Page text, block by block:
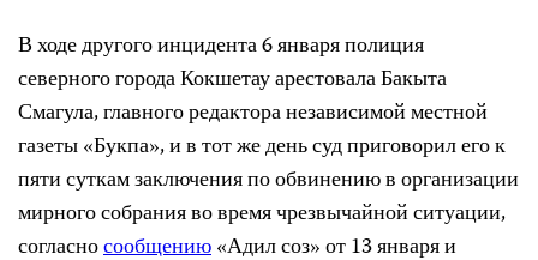
В ходе другого инцидента 6 января полиция
северного города Кокшетау арестовала Бакыта
Смагула, главного редактора независимой местной
газеты «Букпа», и в тот же день суд приговорил его к
пяти суткам заключения по обвинению в организации
мирного собрания во время чрезвычайной ситуации,
согласносообщению«Адил соз» от 13 января и